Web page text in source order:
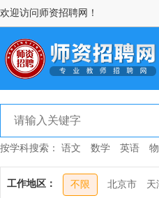
欢迎访问师资招聘网！
按学科搜索： 语文 数学 英语
工作地区： 不限 北京市 天